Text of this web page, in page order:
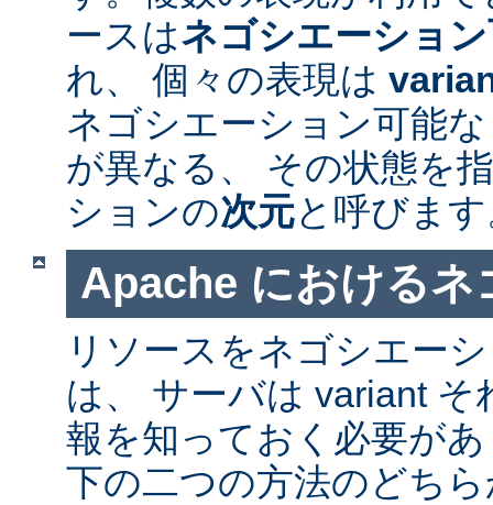
ースはネゴシエーショ
れ、 個々の表現は
ネゴシエーション可能
が異なる、 その状態を
ションの次元と呼びま
Apache におけるネ
リソースをネゴシエー
は、 サーバは variant
報を知っておく必要が
下の二つの方法のどち